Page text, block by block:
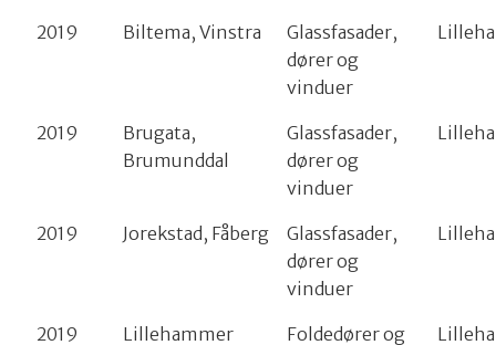
2019 Biltema, Vinstra
Glassfasader,
dører og
vinduer
2019
Brugata,
Brumunddal
Glassfasader,
dører og
vinduer
2019 Jorekstad, Fåberg
Glassfasader,
dører og
vinduer
2019 Lillehammer Foldedører og